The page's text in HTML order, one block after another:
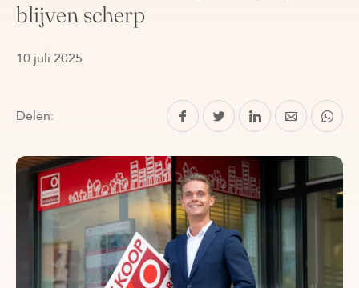
blijven scherp
10 juli 2025
Delen: